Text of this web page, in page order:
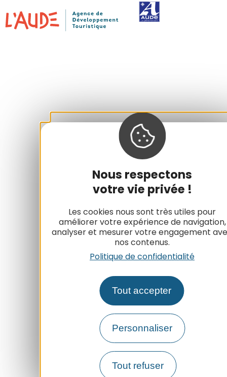
Nous respectons
votre vie privée !
Les cookies nous sont très utiles pour
améliorer votre expérience de navigation,
analyser et mesurer votre engagement
nos contenus.
Politique de confidentialité
Tout accepter
Personnaliser
Tout refuser